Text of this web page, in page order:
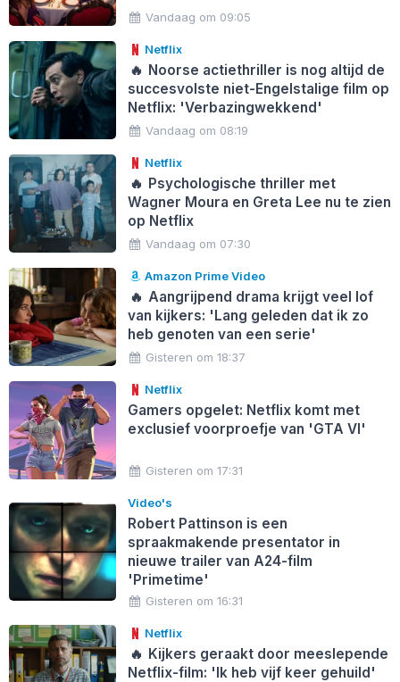
Vandaag om 09:05
Netflix
🔥 Noorse actiethriller is nog altijd de
succesvolste niet-Engelstalige film op
Netflix: 'Verbazingwekkend'
Vandaag om 08:19
Netflix
🔥 Psychologische thriller met
Wagner Moura en Greta Lee nu te zien
op Netflix
Vandaag om 07:30
Amazon Prime Video
🔥 Aangrijpend drama krijgt veel lof
van kijkers: 'Lang geleden dat ik zo
heb genoten van een serie'
Gisteren om 18:37
Netflix
Gamers opgelet: Netflix komt met
exclusief voorproefje van 'GTA VI'
Gisteren om 17:31
Video's
Robert Pattinson is een
spraakmakende presentator in
nieuwe trailer van A24-film
'Primetime'
Gisteren om 16:31
Netflix
🔥 Kijkers geraakt door meeslepende
Netflix-film: 'Ik heb vijf keer gehuild'